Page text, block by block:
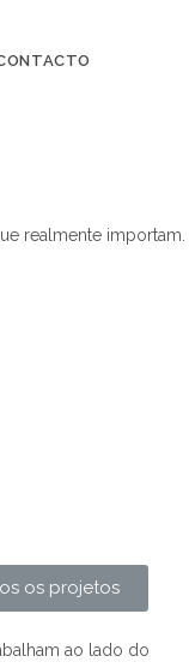
realmente importam.
os projetos
ao lado do